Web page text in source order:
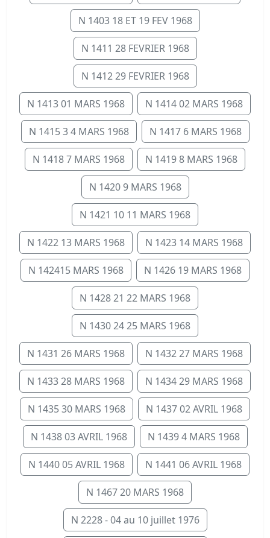
N 1403 18 ET 19 FEV 1968
N 1411 28 FEVRIER 1968
N 1412 29 FEVRIER 1968
N 1413 01 MARS 1968 N 1414 02 MARS 1968
N 1415 3 4 MARS 1968 N 1417 6 MARS 1968
N 1418 7 MARS 1968 N 1419 8 MARS 1968
N 1420 9 MARS 1968
N 1421 10 11 MARS 1968
N 1422 13 MARS 1968 N 1423 14 MARS 1968
N 142415 MARS 1968 N 1426 19 MARS 1968
N 1428 21 22 MARS 1968
N 1430 24 25 MARS 1968
N 1431 26 MARS 1968 N 1432 27 MARS 1968
N 1433 28 MARS 1968 N 1434 29 MARS 1968
N 1435 30 MARS 1968 N 1437 02 AVRIL 1968
N 1438 03 AVRIL 1968 N 1439 4 MARS 1968
N 1440 05 AVRIL 1968 N 1441 06 AVRIL 1968
N 1467 20 MARS 1968
N 2228 - 04 au 10 juillet 1976